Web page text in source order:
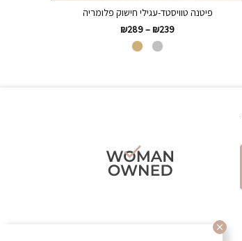
פיטנה טוויסטד-עגילי חישוק פלומריה
₪239
–
₪289